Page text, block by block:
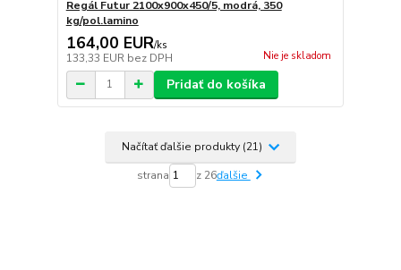
Regál Futur 2100x900x450/5, modrá, 350
kg/pol.lamino
164,00 EUR/ks
133,33 EUR bez DPH Nie je skladom
Pridať do košíka
Načítať ďalšie produkty (21)
strana z 26ďalšie